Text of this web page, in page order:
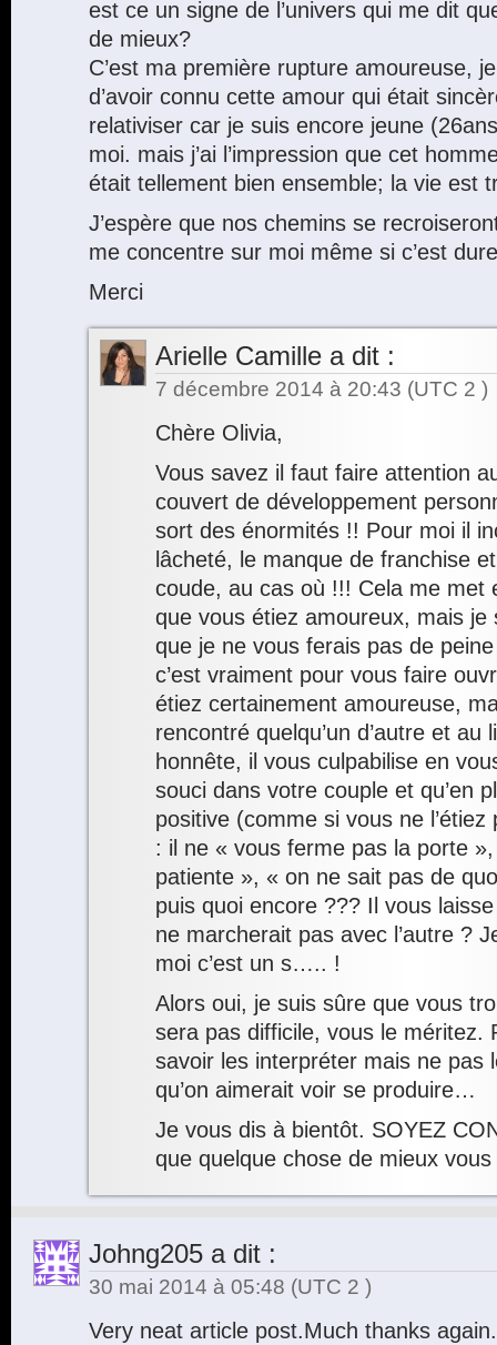
est ce un signe de l’univers qui me dit
de mieux?
C’est ma première rupture amoureuse,
d’avoir connu cette amour qui était
relativiser car je suis encore jeune
moi. mais j’ai l’impression que cet
était tellement bien ensemble; la vie est
J’espère que nos chemins se
me concentre sur moi même si c’est dure
Merci
Arielle Camille a dit :
7 décembre 2014 à 20:43 (UTC 2 )
Chère Olivia,
Vous savez il faut faire attention
couvert de développement
sort des énormités !! Pour moi il
lâcheté, le manque de franchise
coude, au cas où !!! Cela me met
que vous étiez amoureux, mais je
que je ne vous ferais pas de
c’est vraiment pour vous faire
étiez certainement amoureuse,
rencontré quelqu’un d’autre et au
honnête, il vous culpabilise en
souci dans votre couple et qu’en
positive (comme si vous ne
: il ne « vous ferme pas la porte
patiente », « on ne sait pas de
puis quoi encore ??? Il vous
ne marcherait pas avec l’autre ?
moi c’est un s….. !
Alors oui, je suis sûre que vous
sera pas difficile, vous le méritez.
savoir les interpréter mais ne pas
qu’on aimerait voir se produire…
Je vous dis à bientôt. SOYEZ
que quelque chose de mieux
Johng205 a dit :
30 mai 2014 à 05:48 (UTC 2 )
Very neat article post.Much thanks